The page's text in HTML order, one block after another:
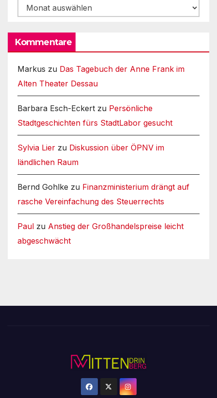
Archiv
Kommentare
Markus zu Das Tagebuch der Anne Frank im
Alten Theater Dessau
Barbara Esch-Eckert zu Persönliche
Stadtgeschichten fürs StadtLabor gesucht
Sylvia Lier zu Diskussion über ÖPNV im
ländlichen Raum
Bernd Gohlke zu Finanzministerium drängt auf
rasche Vereinfachung des Steuerrechts
Paul zu Anstieg der Großhandelspreise leicht
abgeschwächt